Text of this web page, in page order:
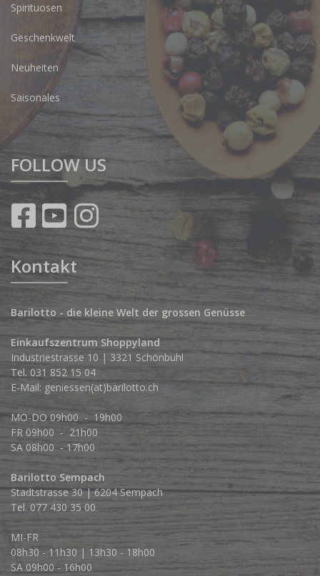
Spirituosen
Geschenkwelt
Neuheiten
Saisonales
FOLLOW US
Kontakt
Barilotto - die kleine Welt der grossen Genüsse
Einkaufszentrum Shoppyland
Industriestrasse 10 | 3321 Schönbühl
Tel. 031 852 15 04
E-Mail: geniessen(at)barilotto.ch
MO-DO 09h00 - 19h00
FR 09h00 - 21h00
SA 08h00 - 17h00
Barilotto Sempach
Stadtstrasse 30 | 6204 Sempach
Tel. 077 430 35 00
MI-FR
08h30 - 11h30 | 13h30 - 18h00
SA 09h00 - 16h00